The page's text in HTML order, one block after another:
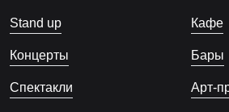
Stand up
Концерты
Спектакли
Кафе
Бары
Арт-